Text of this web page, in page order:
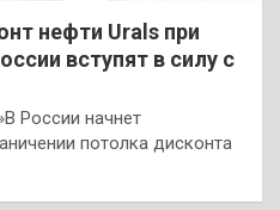
нефти Urals при
вступят в силу с
России начнет
потолка дисконта